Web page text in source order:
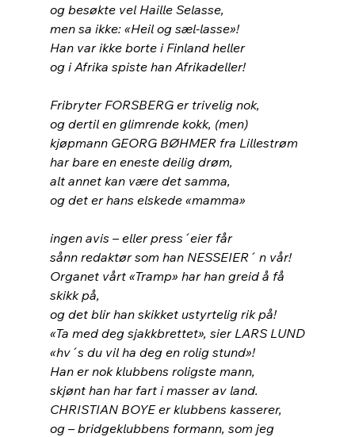
og besøkte vel Haille Selasse,
men sa ikke: «Heil og sæl-lasse»!
Han var ikke borte i Finland heller
og i Afrika spiste han Afrikadeller!
Fribryter FORSBERG er trivelig nok,
og dertil en glimrende kokk, (men)
kjøpmann GEORG BØHMER fra Lillestrøm
har bare en eneste deilig drøm,
alt annet kan være det samma,
og det er hans elskede «mamma»
ingen avis – eller press´eier får
sånn redaktør som han NESSEIER´ n vår!
Organet vårt «Tramp» har han greid å få
skikk på,
og det blir han skikket ustyrtelig rik på!
«Ta med deg sjakkbrettet», sier LARS LUND
«hv´s du vil ha deg en rolig stund»!
Han er nok klubbens roligste mann,
skjønt han har fart i masser av land.
CHRISTIAN BOYE er klubbens kasserer,
og – bridgeklubbens formann, som jeg